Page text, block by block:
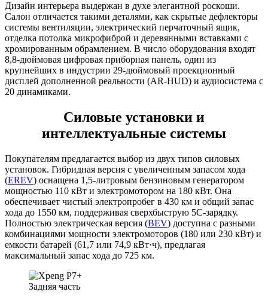
Дизайн интерьера выдержан в духе элегантной роскоши.
Салон отличается такими деталями, как скрытые дефлекторы
системы вентиляции, электрический перчаточный ящик,
отделка потолка микрофиброй и деревянными вставками с
хромированным обрамлением. В число оборудования входят
8,8-дюймовая цифровая приборная панель, один из
крупнейших в индустрии 29-дюймовый проекционный
дисплей дополненной реальности (AR-HUD) и аудиосистема с
20 динамиками.
Силовые установки и
интеллектуальные системы
Покупателям предлагается выбор из двух типов силовых
установок. Гибридная версия с увеличенным запасом хода
(EREV) оснащена 1,5-литровым бензиновым генератором
мощностью 110 кВт и электромотором на 180 кВт. Она
обеспечивает чистый электропробег в 430 км и общий запас
хода до 1550 км, поддерживая сверхбыструю 5C-зарядку.
Полностью электрическая версия (BEV) доступна с разными
комбинациями мощности электромоторов (180 или 230 кВт) и
емкости батарей (61,7 или 74,9 кВт·ч), предлагая
максимальный запас хода до 725 км.
Задняя часть